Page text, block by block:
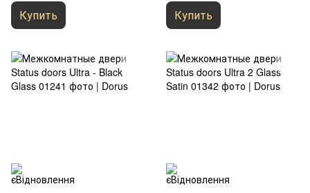
Купить Купить